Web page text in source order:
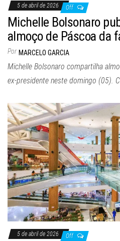
5 de abril de 2026 Off
Michelle Bolsonaro
almoço de Páscoa da
Por MARCELO GARCIA
Michelle Bolsonaro compartilha
ex-presidente neste domingo (05).
5 de abril de 2026 Off